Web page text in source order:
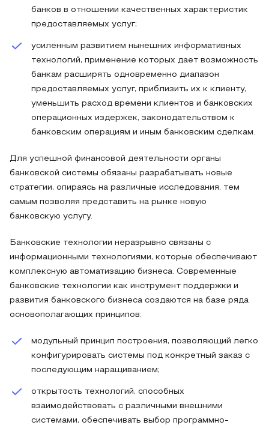
банков в отношении качественных характеристик
предоставляемых услуг;
усиленным развитием нынешних информативных
технологий, применение которых дает возможность
банкам расширять одновременно диапазон
предоставляемых услуг, приблизить их к клиенту,
уменьшить расход времени клиентов и банковских
операционных издержек, законодательством к
банковским операциям и иным банковским сделкам.
Для успешной финансовой деятельности органы
банковской системы обязаны разрабатывать новые
стратегии, опираясь на различные исследования, тем
самым позволяя представить на рынке новую
банковскую услугу.
Банковские технологии неразрывно связаны с
информационными технологиями, которые обеспечивают
комплексную автоматизацию бизнеса. Современные
банковские технологии как инструмент поддержки и
развития банковского бизнеса создаются на базе ряда
основополагающих принципов:
модульный принцип построения, позволяющий легко
конфигурировать системы под конкретный заказ с
последующим наращиванием;
открытость технологий, способных
взаимодействовать с различными внешними
системами, обеспечивать выбор программно-